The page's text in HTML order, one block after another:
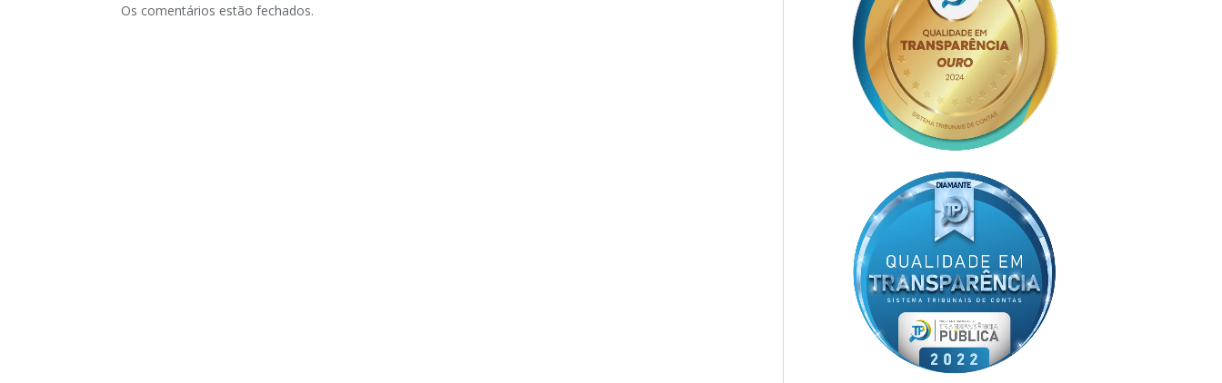
Os comentários estão fechados.